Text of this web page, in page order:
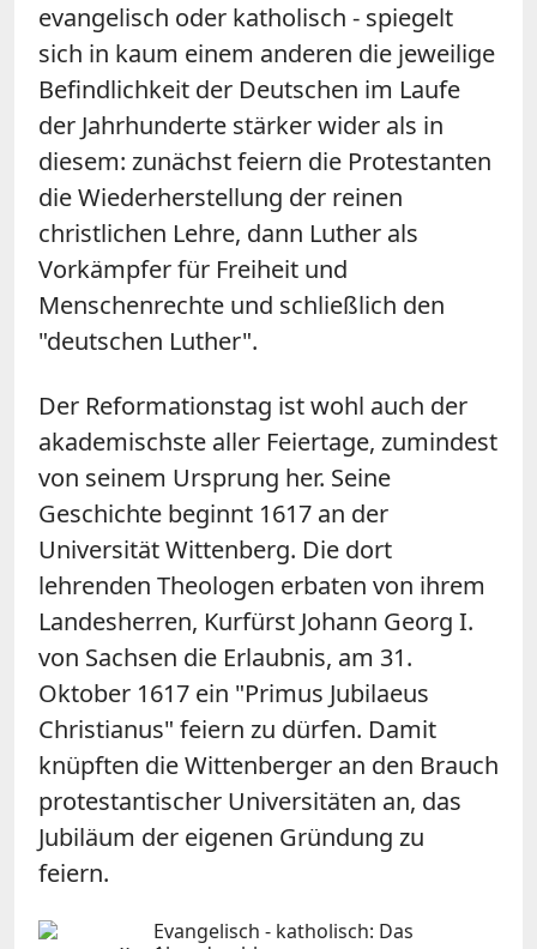
evangelisch oder katholisch - spiegelt
sich in kaum einem anderen die jeweilige
Befindlichkeit der Deutschen im Laufe
der Jahrhunderte stärker wider als in
diesem: zunächst feiern die Protestanten
die Wiederherstellung der reinen
christlichen Lehre, dann Luther als
Vorkämpfer für Freiheit und
Menschenrechte und schließlich den
"deutschen Luther".
Der Reformationstag ist wohl auch der
akademischste aller Feiertage, zumindest
von seinem Ursprung her. Seine
Geschichte beginnt 1617 an der
Universität Wittenberg. Die dort
lehrenden Theologen erbaten von ihrem
Landesherren, Kurfürst Johann Georg I.
von Sachsen die Erlaubnis, am 31.
Oktober 1617 ein "Primus Jubilaeus
Christianus" feiern zu dürfen. Damit
knüpften die Wittenberger an den Brauch
protestantischer Universitäten an, das
Jubiläum der eigenen Gründung zu
feiern.
Evangelisch - katholisch: Das